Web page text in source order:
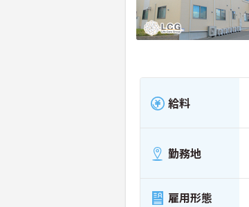
給料
勤務地
雇用形態